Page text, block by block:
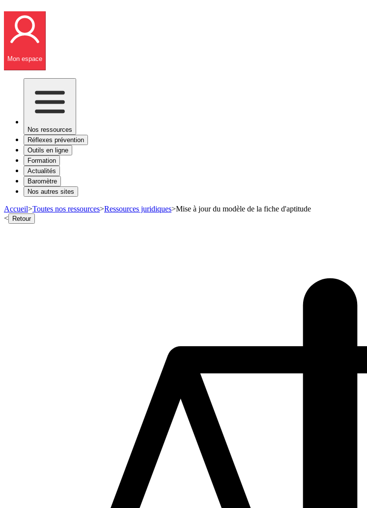
Mon espace
Nos ressources
Réflexes prévention
Outils en ligne
Formation
Actualités
Baromètre
Nos autres sites
Accueil>Toutes nos ressources>Ressources juridiques>Mise à jour du modèle de la fiche d'aptitude
< Retour